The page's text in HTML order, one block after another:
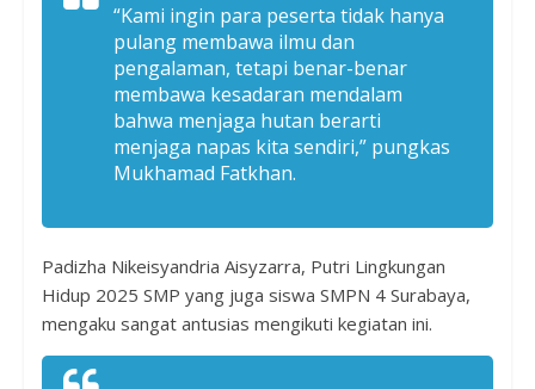
“Kami ingin para peserta tidak hanya
pulang membawa ilmu dan
pengalaman, tetapi benar-benar
membawa kesadaran mendalam
bahwa menjaga hutan berarti
menjaga napas kita sendiri,” pungkas
Mukhamad Fatkhan.
Padizha Nikeisyandria Aisyzarra, Putri Lingkungan
Hidup 2025 SMP yang juga siswa SMPN 4 Surabaya,
mengaku sangat antusias mengikuti kegiatan ini.